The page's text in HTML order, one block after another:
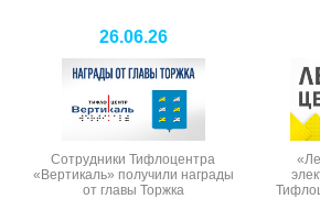
26.06.26
Сотрудники Тифлоцентра
«Вертикаль» получили награды
от главы Торжка